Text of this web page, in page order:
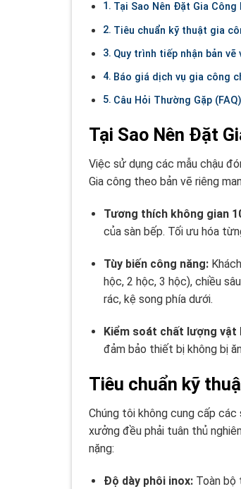
Tại Sao Nên Đặt Gia Công
Tiêu chuẩn kỹ thuật gia
Quy trình tiếp nhận bản vẽ
Báo giá dịch vụ gia công
Câu Hỏi Thường Gặp
Tại Sao Nên Đặt
Việc sử dụng các mẫu chậu
Gia công theo bản vẽ riêng
Tương thích không gian
của sàn bếp. Tối ưu hóa
Tùy biến công năng:
hộc, 2 hộc, 3 hộc), chiều
rác, kệ song phía dưới.
Kiểm soát chất lượng vật
đảm bảo thiết bị không bị
Tiêu chuẩn kỹ
Chúng tôi không cung cấp
xưởng đều phải tuân thủ
nặng:
Độ dày phôi inox:Toàn bộ